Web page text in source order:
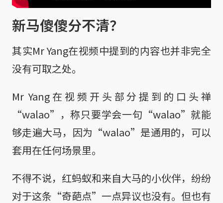
新马傻傻分不清？
其实Mr Yang在视频中提到的内容也并非完全
没有可取之处。
Mr Yang在视频开头部分提到的口头禅
“walao”，称只要学会一句“walao”就能
够走遍大马，因为“walao”是通用的，可以
套用在任何场景里。
不得不说，红蚂蚁和来自大马的小伙伴，纷纷
对于这条“奇葩点”一点异议也没有。但也有